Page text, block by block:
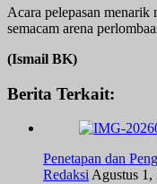
Acara pelepasan menarik
semacam arena
(Ismail BK)
Berita Terkait:
‎Penetapan dan
Redaksi Agustus 1,